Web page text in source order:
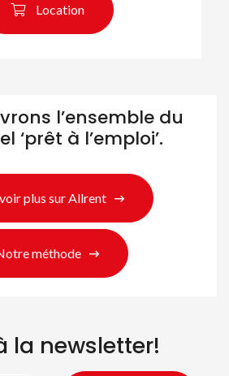
Location
l’ensemble du
‘prêt à l’emploi’.
plus sur Allrent
méthode
la newsletter!